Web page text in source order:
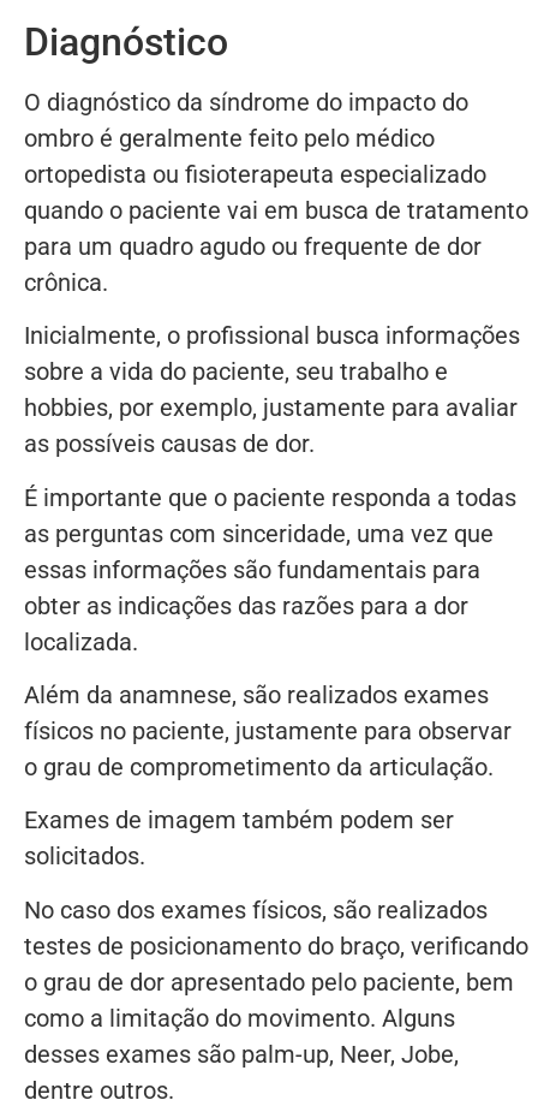
Diagnóstico
O diagnóstico da síndrome do impacto do
ombro é geralmente feito pelo médico
ortopedista ou fisioterapeuta especializado
quando o paciente vai em busca de tratamento
para um quadro agudo ou frequente de dor
crônica.
Inicialmente, o profissional busca informações
sobre a vida do paciente, seu trabalho e
hobbies, por exemplo, justamente para avaliar
as possíveis causas de dor.
É importante que o paciente responda a todas
as perguntas com sinceridade, uma vez que
essas informações são fundamentais para
obter as indicações das razões para a dor
localizada.
Além da anamnese, são realizados exames
físicos no paciente, justamente para observar
o grau de comprometimento da articulação.
Exames de imagem também podem ser
solicitados.
No caso dos exames físicos, são realizados
testes de posicionamento do braço, verificando
o grau de dor apresentado pelo paciente, bem
como a limitação do movimento. Alguns
desses exames são palm-up, Neer, Jobe,
dentre outros.